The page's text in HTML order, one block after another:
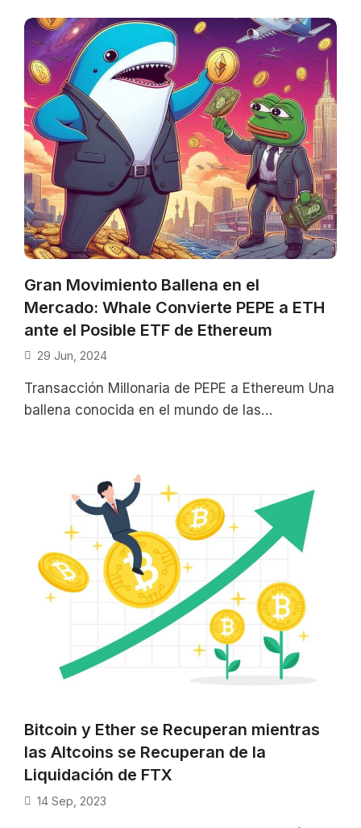
Gran Movimiento Ballena en el
Mercado: Whale Convierte PEPE a ETH
ante el Posible ETF de Ethereum
29 Jun, 2024
Transacción Millonaria de PEPE a Ethereum Una
ballena conocida en el mundo de las
Bitcoin y Ether se Recuperan mientras
las Altcoins se Recuperan de la
Liquidación de FTX
14 Sep, 2023